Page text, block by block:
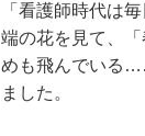
「看護師時代は
端の花を見て、
めも飛んでいる
ました。